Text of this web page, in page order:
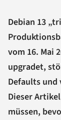
Debian 13
vom 16. Mai
upgradet,
Defaults
Dieser
müssen,